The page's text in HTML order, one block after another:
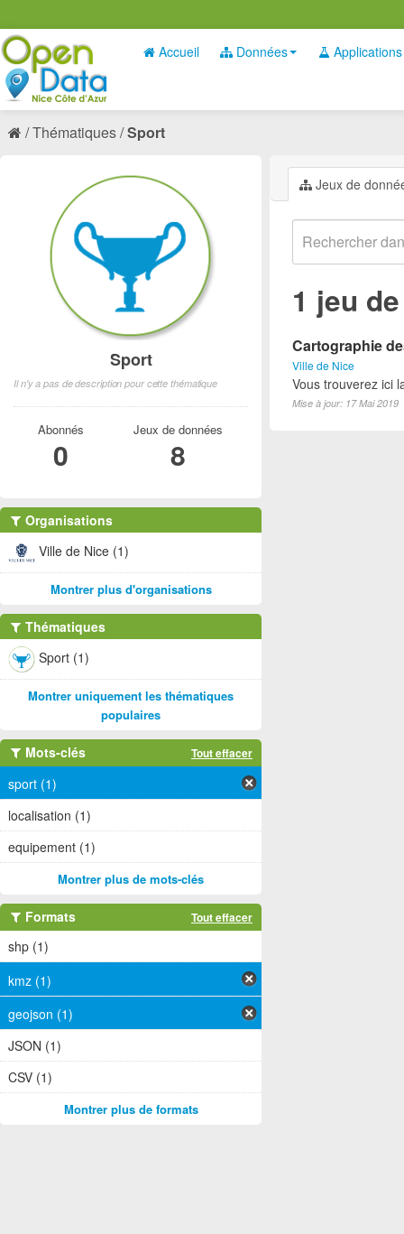
Accueil Données Applications
Thématiques Sport
Jeux de
1 jeu
Cartographie
Ville de Nice
Vous trouverez ici
Mise à jour: 17 Mai 2019
Sport
Il n'y a pas de description pour cette thématique
Abonnés
0
Jeux de données
8
Organisations
Ville de Nice (1)
Montrer plus d'organisations
Thématiques
Sport (1)
Montrer uniquement les thématiques
populaires
Mots-clés Tout effacer
sport (1)
localisation (1)
equipement (1)
Montrer plus de mots-clés
Formats Tout effacer
shp (1)
kmz (1)
geojson (1)
JSON (1)
CSV (1)
Montrer plus de formats